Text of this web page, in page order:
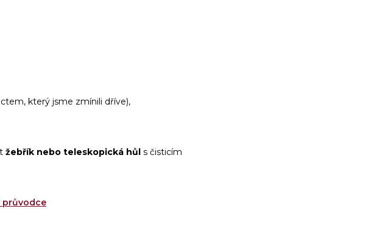
který jsme zmínili dříve),
žebřík nebo teleskopická hůl s čisticím
průvodce